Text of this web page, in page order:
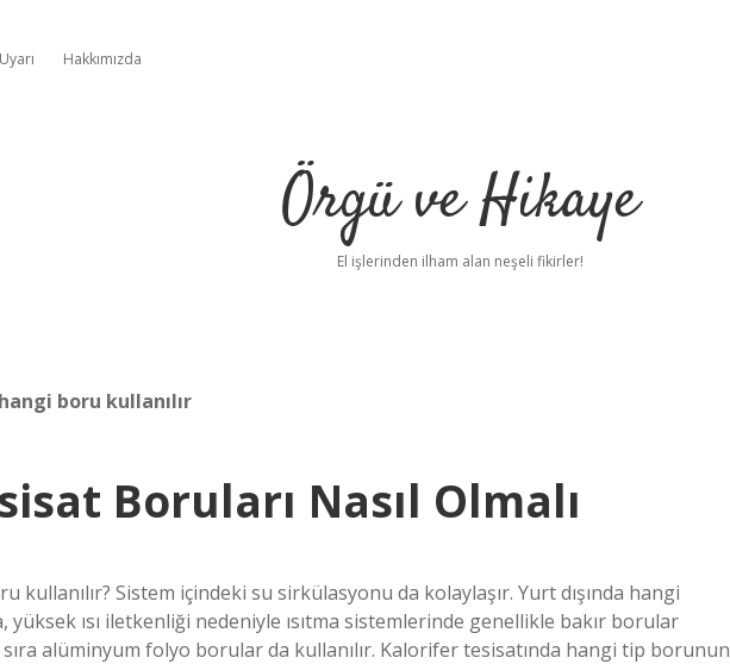
Hakkımızda
Örgü ve Hikaye
El işlerinden ilham alan neşeli fikirler!
boru kullanılır
Boruları Nasıl Olmalı
kullanılır? Sistem içindeki su sirkülasyonu da kolaylaşır. Yurt dışında hangi
yüksek ısı iletkenliği nedeniyle ısıtma sistemlerinde genellikle bakır borular
sıra alüminyum folyo borular da kullanılır. Kalorifer tesisatında hangi tip borunun